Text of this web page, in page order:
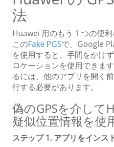
法
Huawei 用のもう 1 つの便利
このFake PGSで、Google
を使用すると、手間をかけ
ロケーションを使用できま
るには、他のアプリを開く
行する必要があります。
偽のGPSを介して
疑似位置情報を使
ステップ 1. アプリをインス